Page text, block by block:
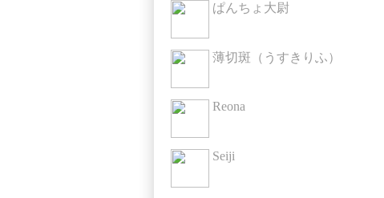
ぱんちょ大尉
薄切斑（うすきりふ）
Reona
Seiji